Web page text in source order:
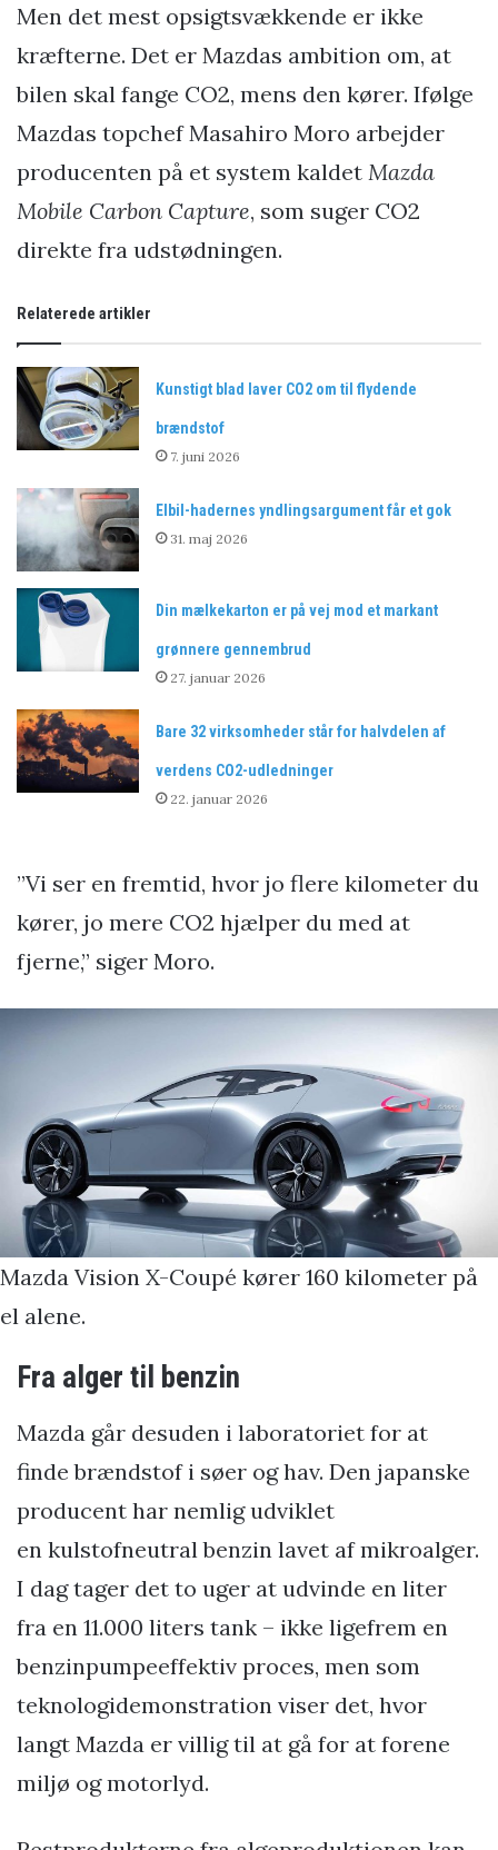
Men det mest opsigtsvækkende er ikke
kræfterne. Det er Mazdas ambition om, at
bilen skal fange CO2, mens den kører. Ifølge
Mazdas topchef Masahiro Moro arbejder
producenten på et system kaldet Mazda
Mobile Carbon Capture, som suger CO2
direkte fra udstødningen.
Relaterede artikler
Kunstigt blad laver CO2 om til flydende
brændstof
7. juni 2026
Elbil-hadernes yndlingsargument får et gok
31. maj 2026
Din mælkekarton er på vej mod et markant
grønnere gennembrud
27. januar 2026
Bare 32 virksomheder står for halvdelen af
verdens CO2-udledninger
22. januar 2026
”Vi ser en fremtid, hvor jo flere kilometer du
kører, jo mere CO2 hjælper du med at
fjerne,” siger Moro.
Mazda Vision X-Coupé kører 160 kilometer på
el alene.
Fra alger til benzin
Mazda går desuden i laboratoriet for at
finde brændstof i søer og hav. Den japanske
producent har nemlig udviklet
en kulstofneutral benzin lavet af mikroalger.
I dag tager det to uger at udvinde en liter
fra en 11.000 liters tank – ikke ligefrem en
benzinpumpeeffektiv proces, men som
teknologidemonstration viser det, hvor
langt Mazda er villig til at gå for at forene
miljø og motorlyd.